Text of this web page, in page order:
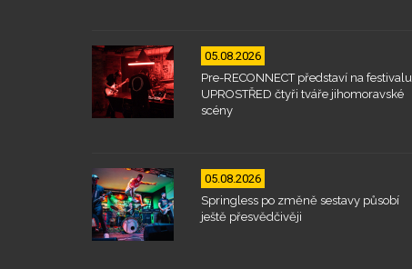
05.08.2026
Pre-RECONNECT představí na festivalu
UPROSTŘED čtyři tváře jihomoravské
scény
05.08.2026
Springless po změně sestavy působí
ještě přesvědčivěji